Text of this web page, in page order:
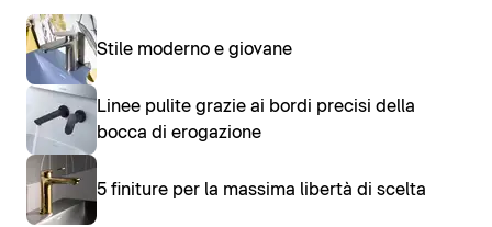
Stile moderno e giovane
Linee pulite grazie ai bordi precisi della
bocca di erogazione
5 finiture per la massima libertà di scelta